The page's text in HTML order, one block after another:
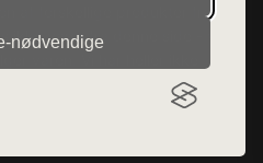
af forskellige produkter fra
ikke varer fra denne side - vi
varen. Vi har heller ikke